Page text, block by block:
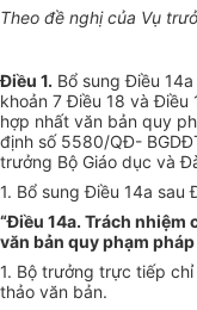
Theo đề nghị của Vụ
Điều 1. Bổ sung Điều
khoản 7 Điều 18 và Điều
hợp nhất văn bản quy
định số 5580/QĐ-
trưởng Bộ Giáo dục và
1. Bổ sung Điều 14a sau
“Điều 14a. Trách nhiệm
văn bản quy phạm
1. Bộ trưởng trực tiếp
thảo văn bản.